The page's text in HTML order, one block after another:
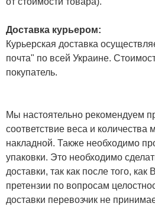
Доставка курьером:
Курьерская доставка
почта" по всей Украине.
покупатель.
Мы настоятельно рекомендуем
соответствие веса и количества
накладной. Также необходимо
упаковки. Это необходимо
доставки, так как после того, как
претензии по вопросам
доставки перевозчик не